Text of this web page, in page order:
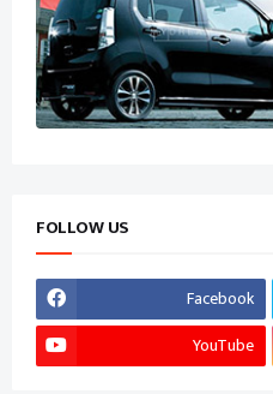
FOLLOW US
Facebook
YouTube